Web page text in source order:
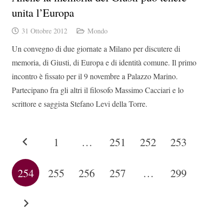
unita l’Europa
31 Ottobre 2012 Mondo
Un convegno di due giornate a Milano per discutere di
memoria, di Giusti, di Europa e di identità comune. Il primo
incontro è fissato per il 9 novembre a Palazzo Marino.
Partecipano fra gli altri il filosofo Massimo Cacciari e lo
scrittore e saggista Stefano Levi della Torre.
1 … 251 252 253
254 255 256 257 … 299